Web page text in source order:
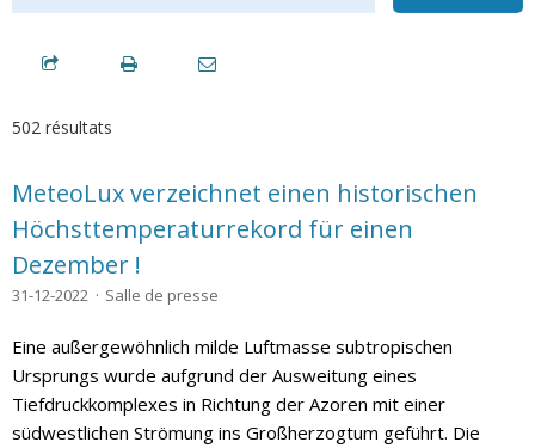
502 résultats
MeteoLux verzeichnet einen historischen
Höchsttemperaturrekord für einen
Dezember !
31-12-2022 Salle de presse
Eine außergewöhnlich milde Luftmasse subtropischen
Ursprungs wurde aufgrund der Ausweitung eines
Tiefdruckkomplexes in Richtung der Azoren mit einer
südwestlichen Strömung ins Großherzogtum geführt. Die